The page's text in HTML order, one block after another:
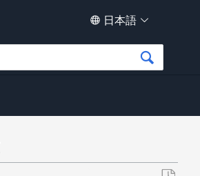
日本語